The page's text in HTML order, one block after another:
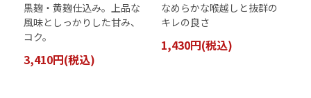
黒麹・黄麹仕込み。上品な
風味としっかりした甘み、
コク。
3,410円(税込)
なめらかな喉越しと抜群の
キレの良さ
1,430円(税込)